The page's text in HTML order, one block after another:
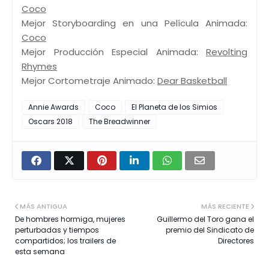
Coco
Mejor Storyboarding en una Película Animada:
Coco
Mejor Producción Especial Animada: Revolting
Rhymes
Mejor Cortometraje Animado: Dear Basketball
Annie Awards Coco
El Planeta de los Simios
Oscars 2018
The Breadwinner
MÁS RECIENTE
Guillermo del Toro gana el
premio del Sindicato de
Directores
MÁS ANTIGUA
De hombres hormiga, mujeres
perturbadas y tiempos
compartidos; los trailers de
esta semana